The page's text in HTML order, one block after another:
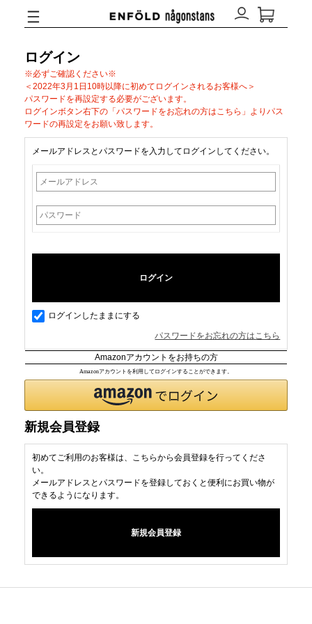
ログイン
※必ずご確認ください※
＜2022年3月1日10時以降に初めてログインされるお客様へ＞
パスワードを再設定する必要がございます。
ログインボタン右下の「パスワードをお忘れの方はこちら」よりパス
ワードの再設定をお願い致します。
メールアドレスとパスワードを入力してログインしてください。
ログインしたままにする
パスワードをお忘れの方はこちら
Amazonアカウントをお持ちの方
Amazonアカウントを利用してログインすることができます。
新規会員登録
初めてご利用のお客様は、こちらから会員登録を行ってくださ
い。
メールアドレスとパスワードを登録しておくと便利にお買い物が
できるようになります。